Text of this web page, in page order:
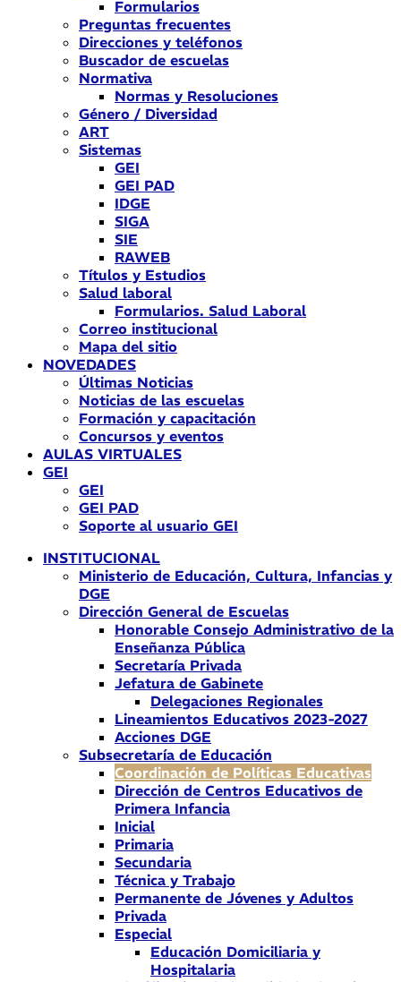
Formularios
Preguntas frecuentes
Direcciones y teléfonos
Buscador de escuelas
Normativa
Normas y Resoluciones
Género / Diversidad
ART
Sistemas
GEI
GEI PAD
IDGE
SIGA
SIE
RAWEB
Títulos y Estudios
Salud laboral
Formularios. Salud Laboral
Correo institucional
Mapa del sitio
NOVEDADES
Últimas Noticias
Noticias de las escuelas
Formación y capacitación
Concursos y eventos
AULAS VIRTUALES
GEI
GEI
GEI PAD
Soporte al usuario GEI
INSTITUCIONAL
Ministerio de Educación, Cultura, Infancias y
DGE
Dirección General de Escuelas
Honorable Consejo Administrativo de la
Enseñanza Pública
Secretaría Privada
Jefatura de Gabinete
Delegaciones Regionales
Lineamientos Educativos 2023-2027
Acciones DGE
Subsecretaría de Educación
Coordinación de Políticas Educativas
Dirección de Centros Educativos de
Primera Infancia
Inicial
Primaria
Secundaria
Técnica y Trabajo
Permanente de Jóvenes y Adultos
Privada
Especial
Educación Domiciliaria y
Hospitalaria